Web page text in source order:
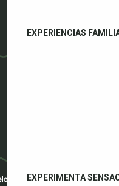
EXPERIENCIAS
EXPERIMENTA